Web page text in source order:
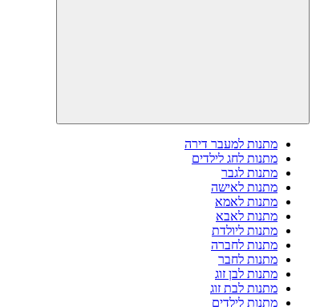
מתנות למעבר דירה
מתנות לחג לילדים
מתנות לגבר
מתנות לאישה
מתנות לאמא
מתנות לאבא
מתנות ליולדת
מתנות לחברה
מתנות לחבר
מתנות לבן זוג
מתנות לבת זוג
מתנות לילדים